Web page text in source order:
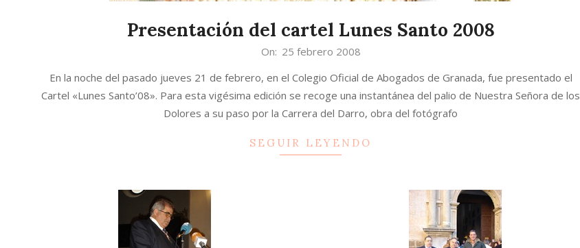
Presentación del cartel Lunes Santo 2008
25
On: 25 febrero 2008
En la noche del pasado jueves 21 de febrero, en el Colegio Oficial de Abogados de Granada, fue presentado el
Cartel «Lunes Santo’08». Para esta vigésima edición se recoge una instantánea del palio de Nuestra Señora de los
Dolores a su paso por la Carrera del Darro, obra del fotógrafo
SEGUIR LEYENDO